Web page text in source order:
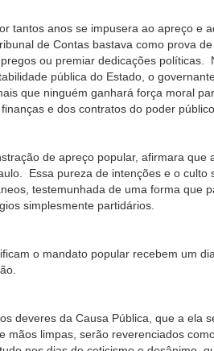
se impusera ao apreço e
de Contas bastava como prova
ou premiar dedicações políticas.
pública do Estado, o
que ninguém ganhará força moral
e dos contratos do poder público.
popular, afirmara que a
Essa pureza de intenções e o culto
testemunhada de uma forma que
simplesmente partidários.
popular recebem um dia
Causa Pública, que a ela se
mãos limpas, serão reverenciados